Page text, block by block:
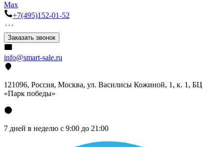
Max
+7(495)152-01-52
Заказать звонок
info@smart-sale.ru
121096, Россия, Москва, ул. Василисы Кожиной, 1, к. 1, БЦ
«Парк победы»
7 дней в неделю с 9:00 до 21:00